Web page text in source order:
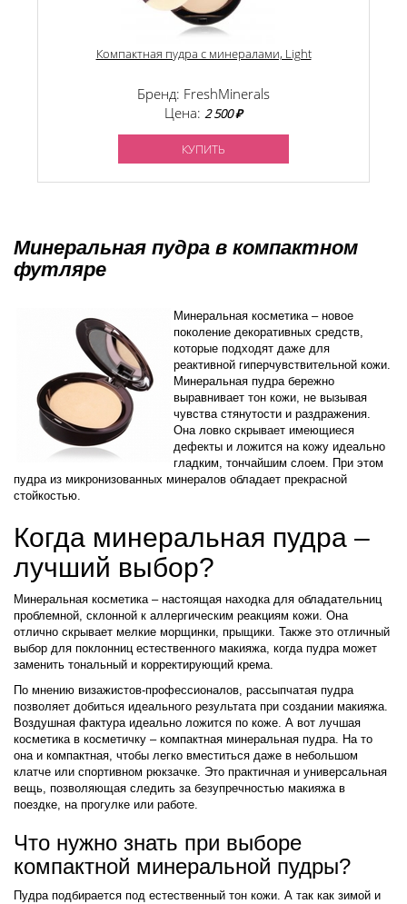
Компактная пудра с минералами, Light
Бренд: FreshMinerals
Цена: 2 500 ₽
КУПИТЬ
Минеральная пудра в компактном
футляре
Минеральная косметика – новое
поколение декоративных средств,
которые подходят даже для
реактивной гиперчувствительной кожи.
Минеральная пудра бережно
выравнивает тон кожи, не вызывая
чувства стянутости и раздражения.
Она ловко скрывает имеющиеся
дефекты и ложится на кожу идеально
гладким, тончайшим слоем. При этом
пудра из микронизованных минералов обладает прекрасной
стойкостью.
Когда минеральная пудра –
лучший выбор?
Минеральная косметика – настоящая находка для обладательниц
проблемной, склонной к аллергическим реакциям кожи. Она
отлично скрывает мелкие морщинки, прыщики. Также это отличный
выбор для поклонниц естественного макияжа, когда пудра может
заменить тональный и корректирующий крема.
По мнению визажистов-профессионалов, рассыпчатая пудра
позволяет добиться идеального результата при создании макияжа.
Воздушная фактура идеально ложится по коже. А вот лучшая
косметика в косметичку – компактная минеральная пудра. На то
она и компактная, чтобы легко вместиться даже в небольшом
клатче или спортивном рюкзачке. Это практичная и универсальная
вещь, позволяющая следить за безупречностью макияжа в
поездке, на прогулке или работе.
Что нужно знать при выборе
компактной минеральной пудры?
Пудра подбирается под естественный тон кожи. А так как зимой и